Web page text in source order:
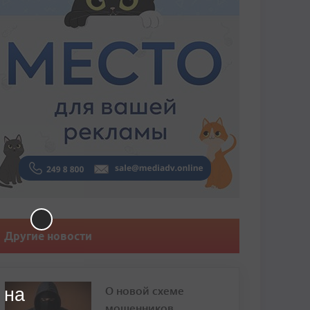
Другие новости
О новой схеме